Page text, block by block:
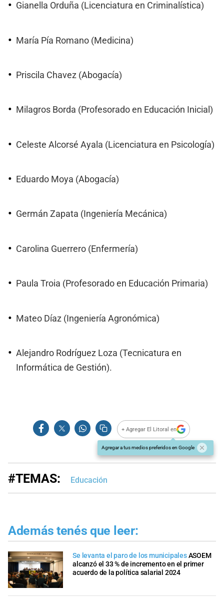
Gianella Orduña (Licenciatura en Criminalística)
María Pía Romano (Medicina)
Priscila Chavez (Abogacía)
Milagros Borda (Profesorado en Educación Inicial)
Celeste Alcorsé Ayala (Licenciatura en Psicología)
Eduardo Moya (Abogacía)
Germán Zapata (Ingeniería Mecánica)
Carolina Guerrero (Enfermería)
Paula Troia (Profesorado en Educación Primaria)
Mateo Díaz (Ingeniería Agronómica)
Alejandro Rodríguez Loza (Tecnicatura en
Informática de Gestión).
+ Agregar El Litoral en
Agregar a tus medios preferidos en Google
#TEMAS: Educación
Además tenés que leer:
Se levanta el paro de los municipalesASOEM
alcanzó el 33 % de incremento en el primer
acuerdo de la política salarial 2024